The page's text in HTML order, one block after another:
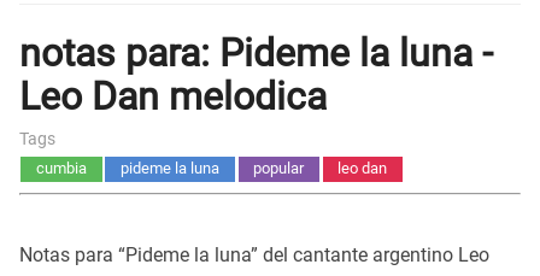
notas para: Pideme la luna -
Leo Dan melodica
Tags
cumbia pideme la luna popular leo dan
Notas para “Pideme la luna” del cantante argentino Leo